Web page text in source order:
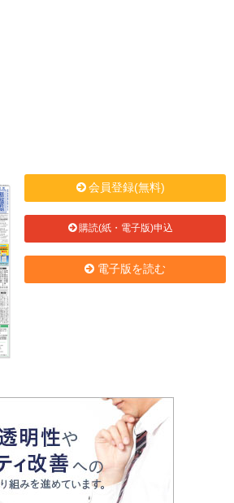
会員登録(無料)
購読(紙・電子版)申込
電子版を読む